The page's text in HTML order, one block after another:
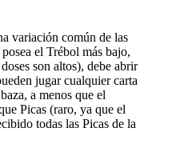
variación común de las
el Trébol más bajo,
son altos), debe abrir
jugar cualquier carta
a menos que el
Picas (raro, ya que el
todas las Picas de la